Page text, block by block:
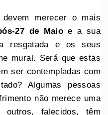
merecer o mais
27 de Maio e a sua
resgatada e os seus
mural. Será que estas
ser contempladas com
Algumas pessoas
não merece uma
outros, falecidos, têm